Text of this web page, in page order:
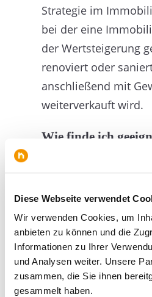
Diese Webseite verwendet
Wir verwenden Cookies, um
anbieten zu können und die
Informationen zu Ihrer
und Analysen weiter. Unsere
zusammen, die Sie ihnen
gesammelt haben.
Strategie im
bei der eine
der Wertsteigerung
renoviert oder
anschließend mit
weiterverkauft wird.
Wie finde ich
Projekt?
Sie können
ein „fix und flip“
verschiedene
Beispiel durch die
mit Maklern, die